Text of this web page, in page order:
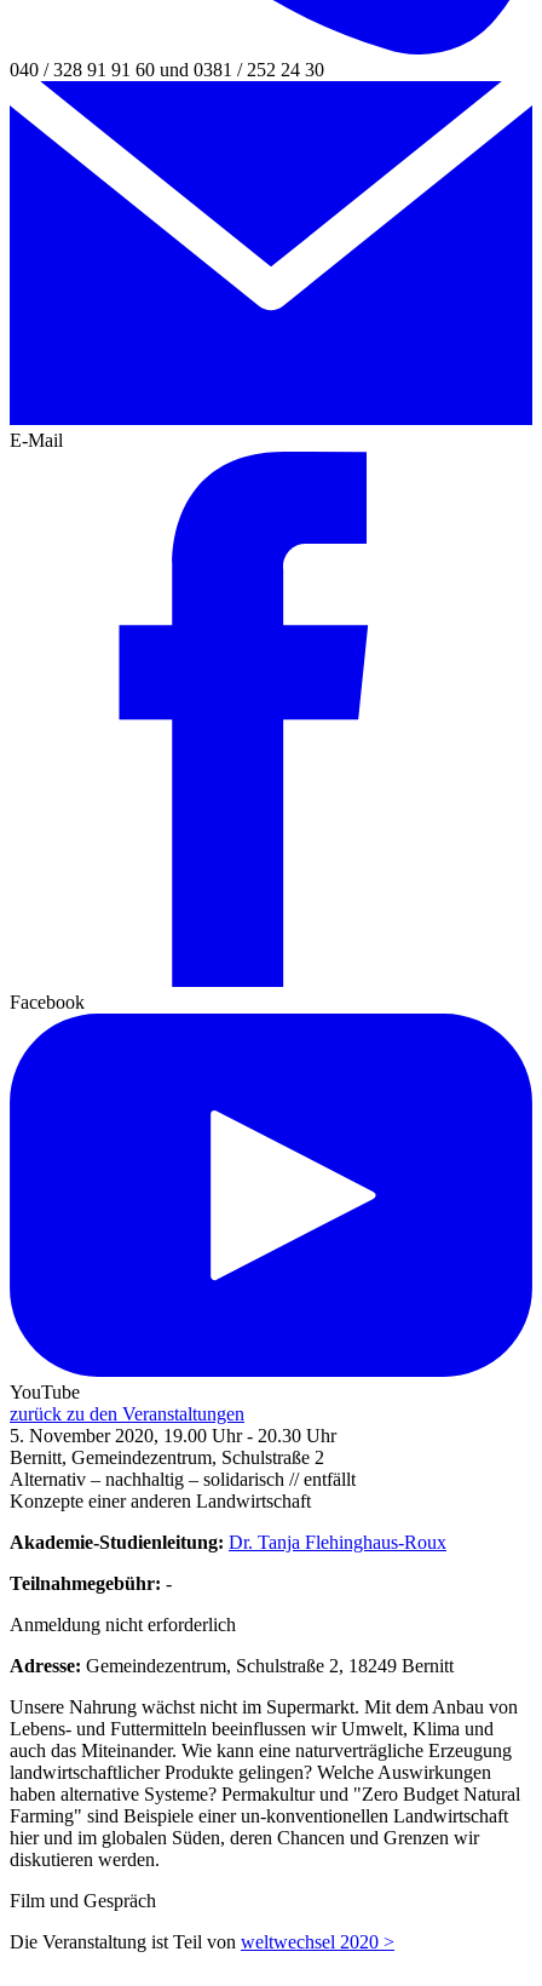
040 / 328 91 91 60 und 0381 / 252 24 30
E-Mail
Facebook
YouTube
zurück zu den Veranstaltungen
5. November 2020, 19.00 Uhr - 20.30 Uhr
Bernitt, Gemeindezentrum, Schulstraße 2
Alternativ – nachhaltig – solidarisch // entfällt
Konzepte einer anderen Landwirtschaft
Akademie-Studienleitung: Dr. Tanja Flehinghaus-Roux
Teilnahmegebühr: -
Anmeldung nicht erforderlich
Adresse: Gemeindezentrum, Schulstraße 2, 18249 Bernitt
Unsere Nahrung wächst nicht im Supermarkt. Mit dem Anbau von
Lebens- und Futtermitteln beeinflussen wir Umwelt, Klima und
auch das Miteinander. Wie kann eine naturverträgliche Erzeugung
landwirtschaftlicher Produkte gelingen? Welche Auswirkungen
haben alternative Systeme? Permakultur und "Zero Budget Natural
Farming" sind Beispiele einer un-konventionellen Landwirtschaft
hier und im globalen Süden, deren Chancen und Grenzen wir
diskutieren werden.
Film und Gespräch
Die Veranstaltung ist Teil von weltwechsel 2020 >